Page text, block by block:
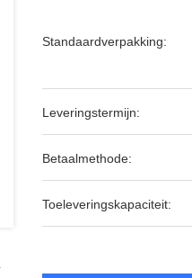
Standaardverpakking:
Leveringstermijn:
Betaalmethode:
Toeleveringskapaciteit: